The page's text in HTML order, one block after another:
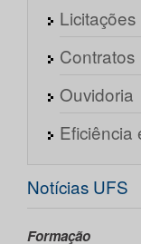
Licitações
Contratos
Ouvidoria
Eficiência
Notícias UFS
Formação